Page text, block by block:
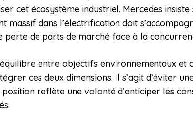
cet écosystème industriel. Mercedes
massif dans l’électrification doit
perte de parts de marché face à la
entre objectifs environnementaux et
ces deux dimensions. Il s’agit d’éviter
reflète une volonté d’anticiper les